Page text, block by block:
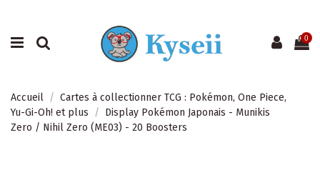
0
Accueil
Cartes à collectionner TCG : Pokémon, One Piece,
Yu-Gi-Oh! et plus
Display Pokémon Japonais - Munikis
Zero / Nihil Zero (ME03) - 20 Boosters